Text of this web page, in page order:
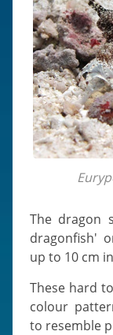
The dragon seamoth, also known as the 'little
dragonfish'
up to 10 cm
These hard to spot species are highly variable in
colour
to resemble